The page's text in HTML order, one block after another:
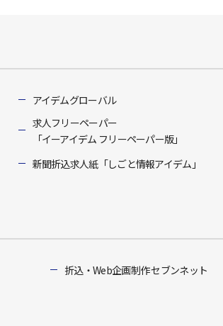
アイデムグローバル
求人フリーペーパー
「イーアイデム フリーペーパー版」
新聞折込求人紙「しごと情報アイデム」
折込・Web企画制作 セブンネット